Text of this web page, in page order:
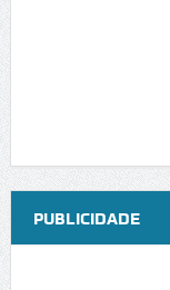
PUBLICIDADE